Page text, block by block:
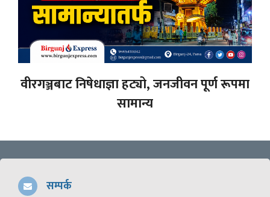
वीरगञ्जबाट निषेधाज्ञा हट्यो, जनजीवन पूर्ण रूपमा
सामान्य
सम्पर्क